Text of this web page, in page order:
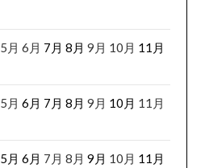
5月 6月 7月 8月 9月 10月 11月
5月 6月 7月 8月 9月 10月 11月
5月 6月 7月 8月 9月 10月 11月